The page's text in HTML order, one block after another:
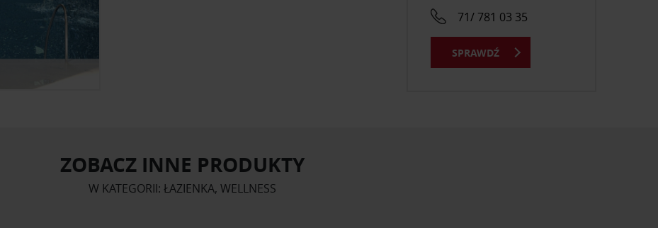
71/ 781 03 35
SPRAWDŹ
ZOBACZ INNE PRODUKTY
W KATEGORII: ŁAZIENKA, WELLNESS